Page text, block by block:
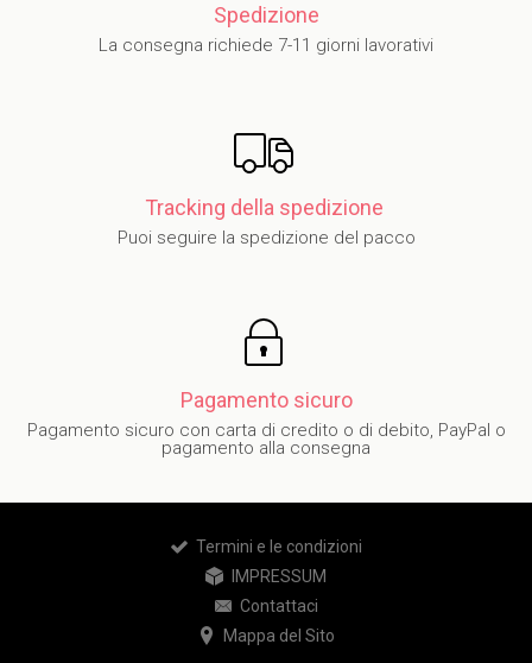
Spedizione
La consegna richiede 7-11 giorni lavorativi
Tracking della spedizione
Puoi seguire la spedizione del pacco
Pagamento sicuro
Pagamento sicuro con carta di credito o di debito, PayPal o
pagamento alla consegna
Termini e le condizioni
IMPRESSUM
Contattaci
Mappa del Sito